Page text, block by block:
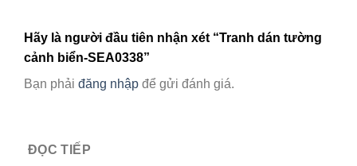
Hãy là người đầu tiên nhận xét “Tranh dán tường
cảnh biển-SEA0338”
Bạn phải đăng nhập để gửi đánh giá.
ĐỌC TIẾP